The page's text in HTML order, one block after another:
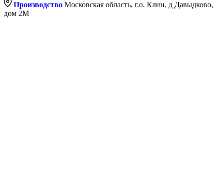
Производство Московская область, г.о. Клин, д Давыдково,
дом 2М